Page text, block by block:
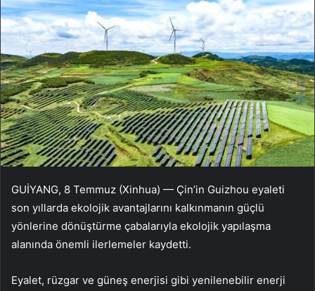
GUİYANG, 8 Temmuz (Xinhua) — Çin’in Guizhou eyaleti
son yıllarda ekolojik avantajlarını kalkınmanın güçlü
yönlerine dönüştürme çabalarıyla ekolojik yapılaşma
alanında önemli ilerlemeler kaydetti.
Eyalet, rüzgar ve güneş enerjisi gibi yenilenebilir enerji